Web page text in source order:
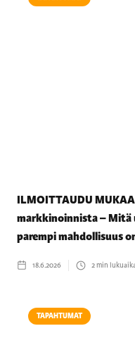
ILMOITTAUDU
markkinoinnista – Mitä
parempi mahdollisuus
18.6.2026 2min
TAPAHTUMAT